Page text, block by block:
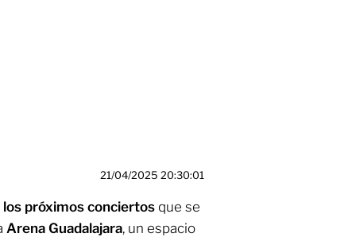
21/04/2025 20:30:01
los próximos conciertos que se
Arena Guadalajara, un espacio